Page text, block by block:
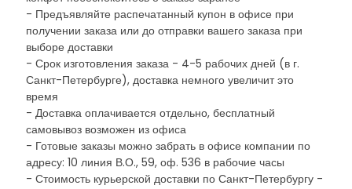
- Предъявляйте распечатанный купон в офисе при
получении заказа или до отправки вашего заказа при
выборе доставки
- Срок изготовления заказа - 4-5 рабочих дней (в г.
Санкт-Петербурге), доставка немного увеличит это
время
- Доставка оплачивается отдельно, бесплатный
самовывоз возможен из офиса
- Готовые заказы можно забрать в офисе компании по
адресу: 10 линия В.О., 59, оф. 536 в рабочие часы
- Стоимость курьерской доставки по Санкт-Петербургу -